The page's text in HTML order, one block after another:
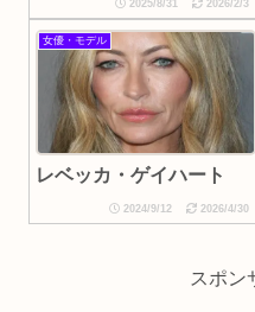
2025/8/31 2026/2/3
女優・モデル
レベッカ・ゲイハート
2024/9/12 2026/4/30
スポン